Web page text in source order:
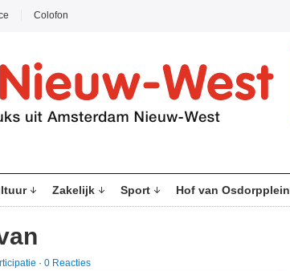
Colofon
Zakelijk Sport Hof van Osdorpplein
· 0 Reacties